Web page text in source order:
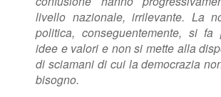
livello nazionale, irrilevante. La
politica, conseguentemente, si fa
idee e valori e non si mette alla
di sciamani di cui la democrazia
bisogno.